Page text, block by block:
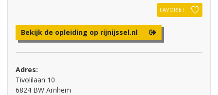
FAVORIET
Bekijk de opleiding op rijnijssel.nl
Adres:
Tivolilaan 10
6824 BW Arnhem